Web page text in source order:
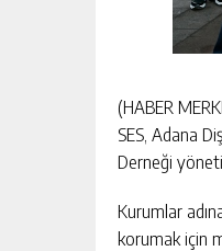
(HABER
SES, Adana
Derneği
Kurumlar
korumak için